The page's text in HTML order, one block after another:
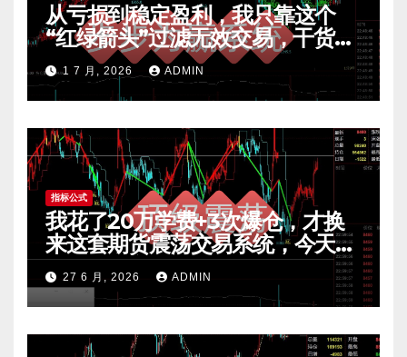
从亏损到稳定盈利，我只靠这个
“红绿箭头”过滤无效交易，干货全
公开 mt4指标
1 7 月, 2026 ADMIN
指标公式
我花了20万学费+3次爆仓，才换
来这套期货震荡交易系统，今天免
费公开核心逻辑
27 6 月, 2026 ADMIN